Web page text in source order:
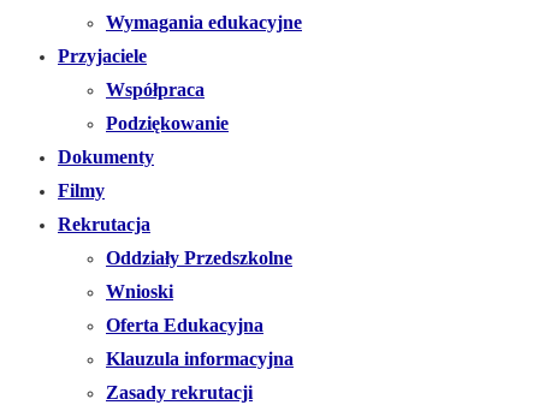
Wymagania edukacyjne
Przyjaciele
Współpraca
Podziękowanie
Dokumenty
Filmy
Rekrutacja
Oddziały Przedszkolne
Wnioski
Oferta Edukacyjna
Klauzula informacyjna
Zasady rekrutacji